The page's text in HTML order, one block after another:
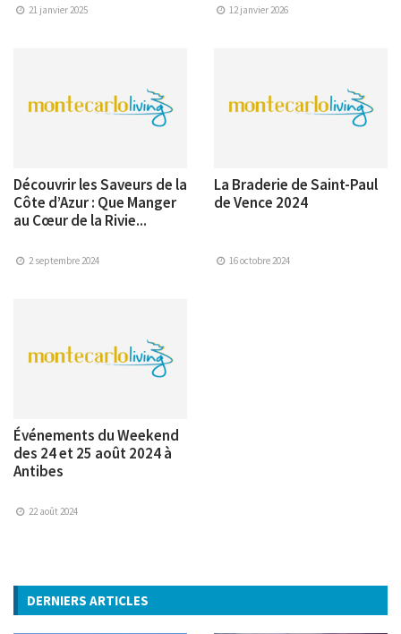
21 janvier 2025 12 janvier 2026
Découvrir les Saveurs de la
Côte d’Azur : Que Manger
au Cœur de la Rivie...
2 septembre 2024
La Braderie de Saint-Paul
de Vence 2024
16 octobre 2024
Événements du Weekend
des 24 et 25 août 2024 à
Antibes
22 août 2024
DERNIERS ARTICLES